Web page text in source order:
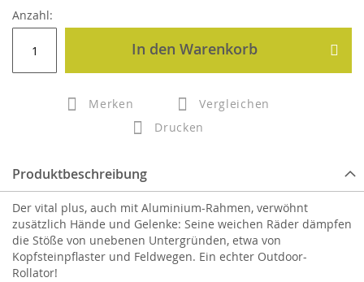
Anzahl:
In den Warenkorb
Merken
Vergleichen
Drucken
Produktbeschreibung
Der vital plus, auch mit Aluminium-Rahmen, verwöhnt
zusätzlich Hände und Gelenke: Seine weichen Räder dämpfen
die Stöße von unebenen Untergründen, etwa von
Kopfsteinpflaster und Feldwegen. Ein echter Outdoor-
Rollator!